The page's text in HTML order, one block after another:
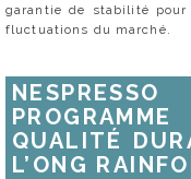
garantie de stabilité
fluctuations du marché.
QUALITÉ
L’ONG